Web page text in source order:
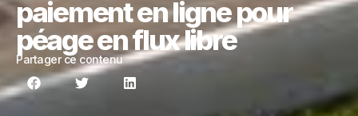
paiement en ligne pour
péage en flux libre
Partager ce contenu